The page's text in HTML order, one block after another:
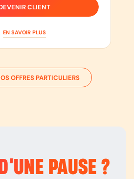
CLIENT
EN SAVOIR PLUS
OFFRES PARTICULIERS
UNE PAUSE ?